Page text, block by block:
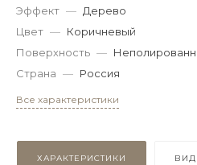
Эффект — Дерево
Цвет — Коричневый
Поверхность —
Страна — Россия
Все характеристики
ХАРАКТЕРИСТИКИ